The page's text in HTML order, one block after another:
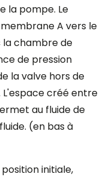
la pompe. Le
A vers le
la chambre de
de pression
la valve hors de
L'espace créé entre
au fluide de
(en bas à
initiale,